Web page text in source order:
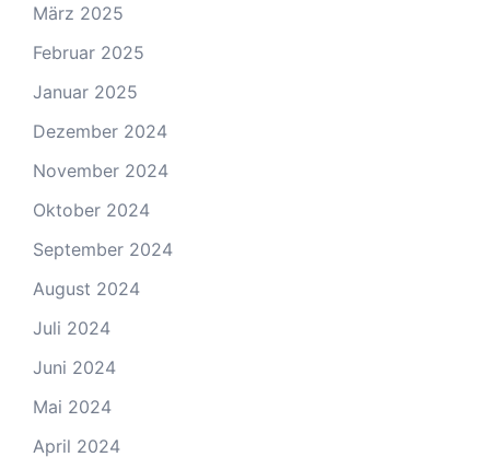
März 2025
Februar 2025
Januar 2025
Dezember 2024
November 2024
Oktober 2024
September 2024
August 2024
Juli 2024
Juni 2024
Mai 2024
April 2024